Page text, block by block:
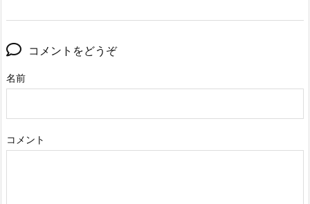
コメントをどうぞ
名前
コメント